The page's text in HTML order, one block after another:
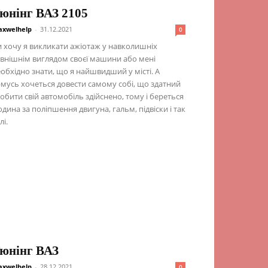
ВАЗ 2105
- 31.12.2021 0
хочу я викликати ажіотаж у навколишніх
виглядом своєї машини або мені
знати, що я найшвидший у місті. А
хочеться довести самому собі, що здатний
свій автомобіль здійснено, тому і береться
за поліпшення двигуна, гальм, підвіски і так
ВАЗ